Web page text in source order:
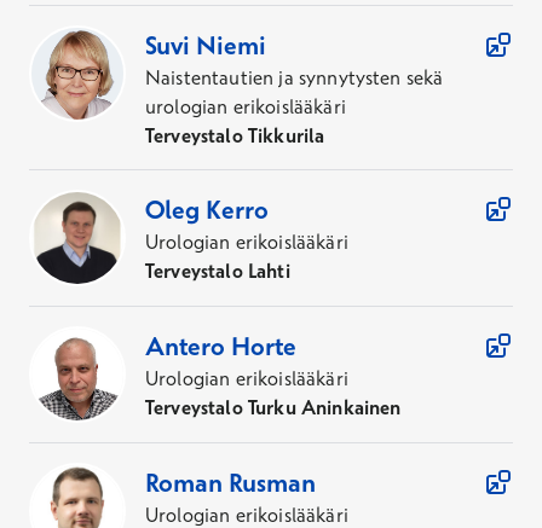
Suvi Niemi
Naistentautien ja synnytysten sekä
urologian erikoislääkäri
Terveystalo Tikkurila
Oleg Kerro
Urologian erikoislääkäri
Terveystalo Lahti
Antero Horte
Urologian erikoislääkäri
Terveystalo Turku Aninkainen
Roman Rusman
Urologian erikoislääkäri